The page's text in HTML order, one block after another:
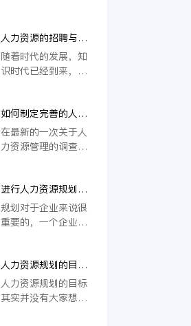
人力资源的招聘与选
拔
随着时代的发展，知
识时代已经到来，人
大程度上是人才的竞
争”。因此，对于一
个企业而言，能否通
己企业的员工，以此
来使得自己的企业拥
有竞争力。因此，我
们说人力资源的招聘
来说是非常重要。基
于此，今天我们就来
了解一下关于人力资
源的招聘与选拔的相
如何制定完善的人力
资源计划
在最新的一次关于人
力资源管理的调查显
来越重要，并且越是
经济发展迅速的企业
对于人力资源管理这
示，企业的发展程度
同人力资源的开发管
理是成正比的，所以
它对公司有多重要也
进行人力资源规划的
步骤
规划对于企业来说很
重要的，一个企业想
的时候也要看实际的
内容和项目，才能够
提供更专业的帮助。
人力资源规划的目标
是什么？
人力资源规划的目标
其实并没有大家想象